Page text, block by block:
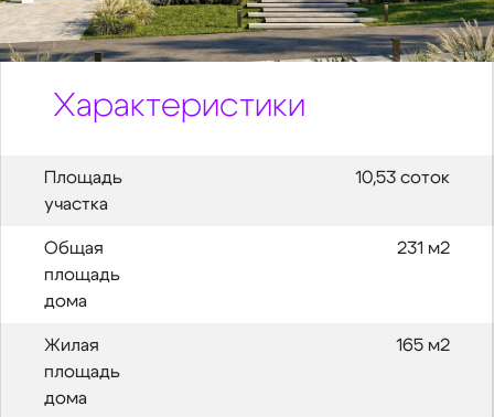
Характеристики
Площадь
участка
10,53 соток
Общая
площадь
дома
231 м2
Жилая
площадь
дома
165 м2